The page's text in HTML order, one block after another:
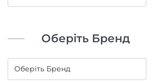
Оберіть Бренд